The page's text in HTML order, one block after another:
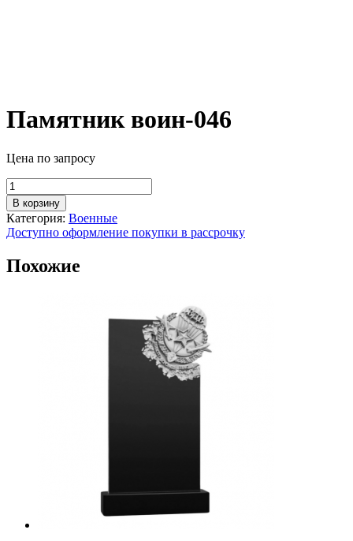
Памятник воин-046
Цена по запросу
Количество
товара
Памятник
воин-046
В корзину
Категория: Военные
Доступно оформление покупки в рассрочку
Похожие